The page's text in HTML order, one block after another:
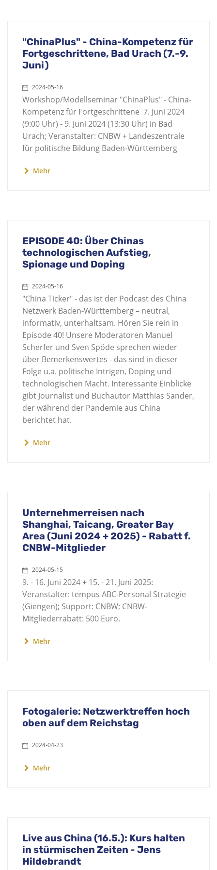
"ChinaPlus" - China-Kompetenz für
Fortgeschrittene, Bad Urach (7.-9.
Juni)
2024-05-16
Workshop/Modellseminar "ChinaPlus" - China-
Kompetenz für Fortgeschrittene 7. Juni 2024
(9:00 Uhr) - 9. Juni 2024 (13:30 Uhr) in Bad
Urach; Veranstalter: CNBW + Landeszentrale
für politische Bildung Baden-Württemberg
Mehr
EPISODE 40: Über Chinas
technologischen Aufstieg,
Spionage und Doping
2024-05-16
"China Ticker" - das ist der Podcast des China
Netzwerk Baden-Württemberg – neutral,
informativ, unterhaltsam. Hören Sie rein in
Episode 40! Unsere Moderatoren Manuel
Scherfer und Sven Spöde sprechen wieder
über Bemerkenswertes - das sind in dieser
Folge u.a. politische Intrigen, Doping und
technologischen Macht. Interessante Einblicke
gibt Journalist und Buchautor Matthias Sander,
der während der Pandemie aus China
berichtet hat.
Mehr
Unternehmerreisen nach
Shanghai, Taicang, Greater Bay
Area (Juni 2024 + 2025) - Rabatt f.
CNBW-Mitglieder
2024-05-15
9. - 16. Juni 2024 + 15. - 21. Juni 2025:
Veranstalter: tempus ABC-Personal Strategie
(Giengen); Support: CNBW; CNBW-
Mitgliederrabatt: 500 Euro.
Mehr
Fotogalerie: Netzwerktreffen hoch
oben auf dem Reichstag
2024-04-23
Mehr
Live aus China (16.5.): Kurs halten
in stürmischen Zeiten - Jens
Hildebrandt